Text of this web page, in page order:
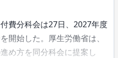
費分科会は27日、2027年度
開始した。厚生労働省は、
め方を同分科会に提案し